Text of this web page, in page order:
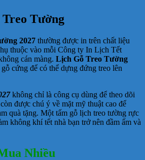
Tường
2027 thường được in trên chất liệu
thuộc vào mỗi Công ty In Lịch Tết
cán màng. Lịch Gỗ Treo Tường
cứng để có thể dựng đứng treo lên
không chỉ là công cụ dùng để theo dõi
được chú ý về mặt mỹ thuật cao để
quà tặng. Một tấm gỗ lịch treo tường rực
không khí tết nhà bạn trở nên đầm ấm và
Nhiều